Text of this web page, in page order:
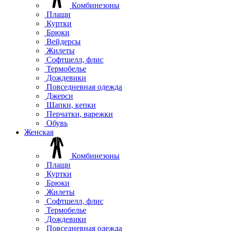
Комбинезоны
Плащи
Куртки
Брюки
Вейдерсы
Жилеты
Софтшелл, флис
Термобелье
Дождевики
Повседневная одежда
Джерси
Шапки, кепки
Перчатки, варежки
Обувь
Женская
Комбинезоны
Плащи
Куртки
Брюки
Жилеты
Софтшелл, флис
Термобелье
Дождевики
Повседневная одежда